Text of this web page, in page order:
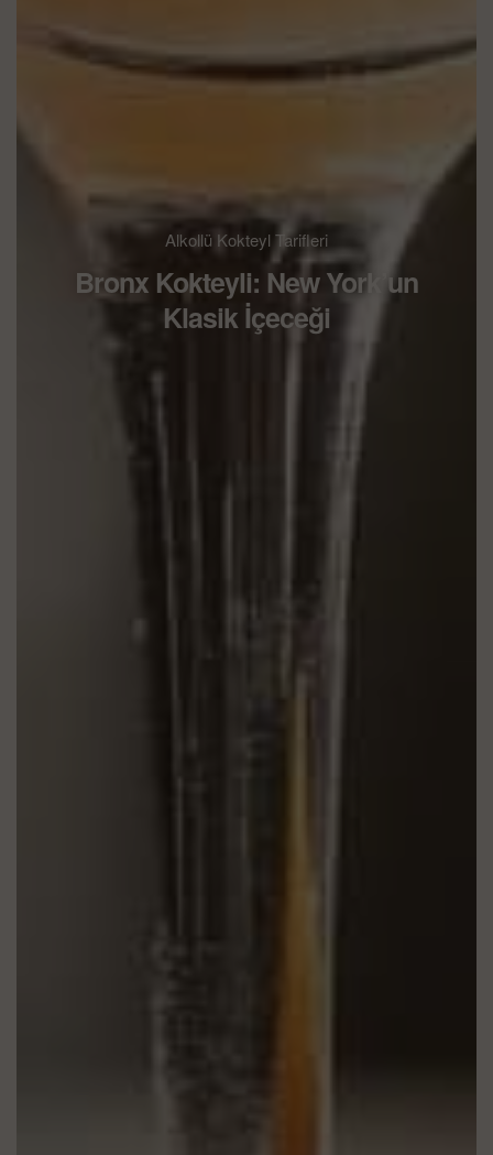
Alkollü Kokteyl Tarifleri
Bronx Kokteyli: New York’un
Klasik İçeceği